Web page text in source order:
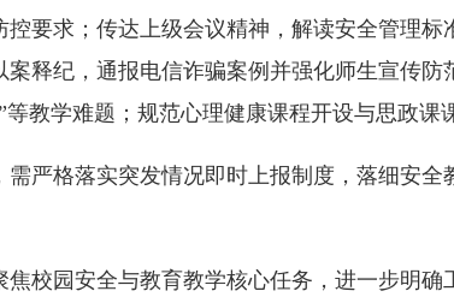
控要求；传达上级会议精神，解读安全管理
案释纪，通报电信诈骗案例并强化师生宣传
等教学难题；规范心理健康课程开设与思政
格落实突发情况即时上报制度，落细安全
园安全与教育教学核心任务，进一步明确